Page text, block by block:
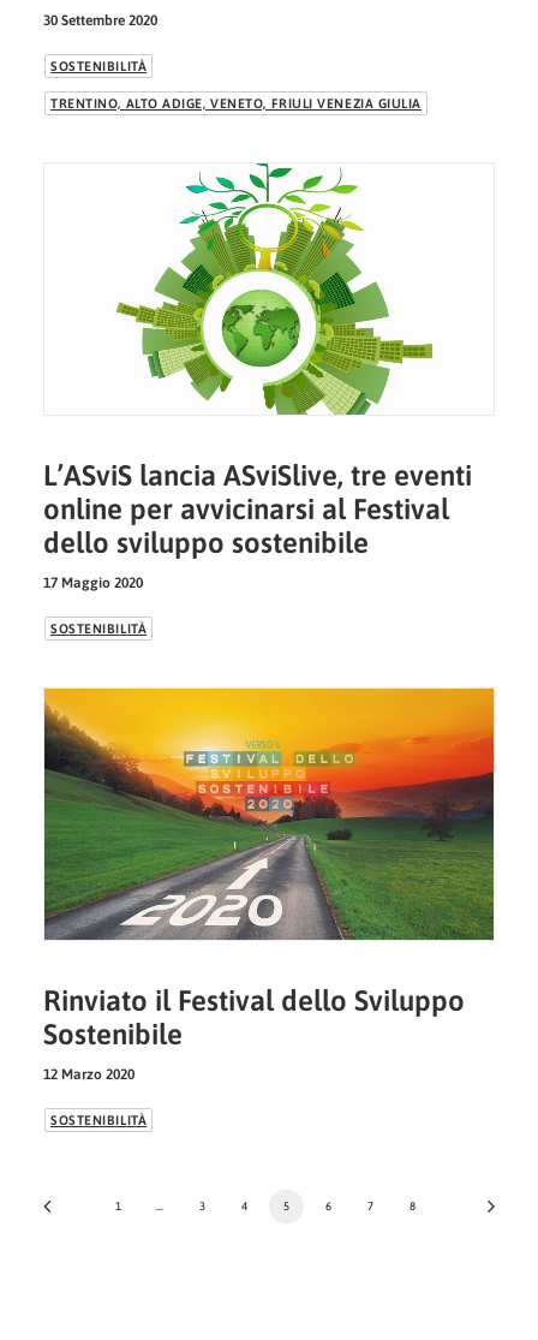
30 Settembre 2020
SOSTENIBILITÀ
TRENTINO, ALTO ADIGE, VENETO, FRIULI VENEZIA GIULIA
L’ASviS lancia ASviSlive, tre eventi
online per avvicinarsi al Festival
dello sviluppo sostenibile
17 Maggio 2020
SOSTENIBILITÀ
Rinviato il Festival dello Sviluppo
Sostenibile
12 Marzo 2020
SOSTENIBILITÀ
1 3 4 5 6 7 8